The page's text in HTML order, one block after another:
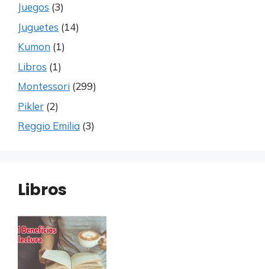
Juegos (3)
Juguetes (14)
Kumon (1)
Libros (1)
Montessori (299)
Pikler (2)
Reggio Emilia (3)
Libros